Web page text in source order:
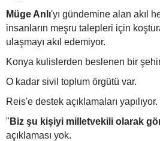
Müge Anlı'yı gündemine alan akıl
insanların meşru talepleri için
ulaşmayı akıl edemiyor.
Konya kulislerden beslenen bir
O kadar sivil toplum örgütü var.
Reis'e destek açıklamaları yapılıyor.
" Biz şu kişiyi milletvekili olarak
açıklaması yok.